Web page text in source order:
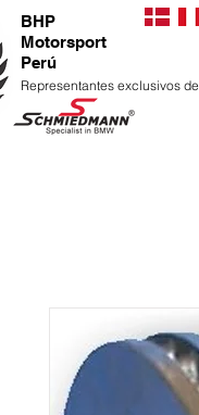
BHP
Motorsport
Perú
Representantes exclusivos de